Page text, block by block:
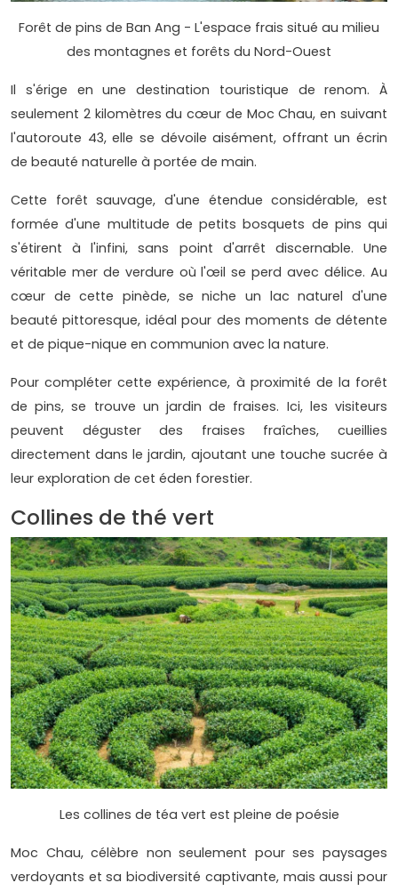
Forêt de pins de Ban Ang - L'espace frais situé au milieu
des montagnes et forêts du Nord-Ouest
Il s'érige en une destination touristique de renom. À
seulement 2 kilomètres du cœur de Moc Chau, en suivant
l'autoroute 43, elle se dévoile aisément, offrant un écrin
de beauté naturelle à portée de main.
Cette forêt sauvage, d'une étendue considérable, est
formée d'une multitude de petits bosquets de pins qui
s'étirent à l'infini, sans point d'arrêt discernable. Une
véritable mer de verdure où l'œil se perd avec délice. Au
cœur de cette pinède, se niche un lac naturel d'une
beauté pittoresque, idéal pour des moments de détente
et de pique-nique en communion avec la nature.
Pour compléter cette expérience, à proximité de la forêt
de pins, se trouve un jardin de fraises. Ici, les visiteurs
peuvent déguster des fraises fraîches, cueillies
directement dans le jardin, ajoutant une touche sucrée à
leur exploration de cet éden forestier.
Collines de thé vert
Les collines de téa vert est pleine de poésie
Moc Chau, célèbre non seulement pour ses paysages
verdoyants et sa biodiversité captivante, mais aussi pour